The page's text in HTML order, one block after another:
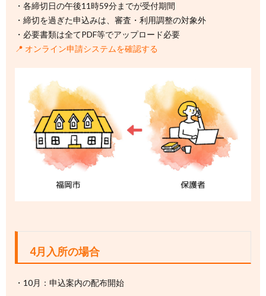
・各締切日の午後11時59分までが受付期間
・締切を過ぎた申込みは、審査・利用調整の対象外
・必要書類は全てPDF等でアップロード必要
📍 オンライン申請システムを確認する
4月入所の場合
・10月：申込案内の配布開始